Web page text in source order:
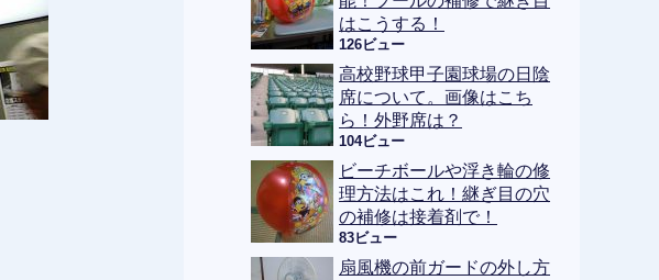
はこうする！
126ビュー
高校野球甲子園球場の日陰
席について。画像はこち
ら！外野席は？
104ビュー
ビーチボールや浮き輪の修
理方法はこれ！継ぎ目の穴
の補修は接着剤で！
83ビュー
扇風機の前ガードの外し方